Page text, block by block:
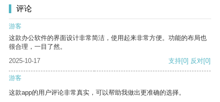
评论
游客
这款办公软件的界面设计非常简洁，使用起来非常方便。功能的布局也
很合理，一目了然。
2025-10-17
支持[0] 反对[0]
游客
这款app的用户评论非常真实，可以帮助我做出更准确的选择。